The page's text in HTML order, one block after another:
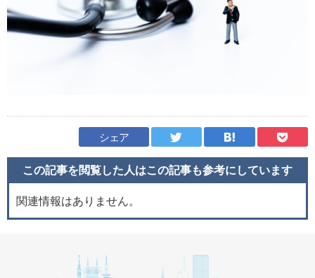
シェア
この記事を閲覧した人はこの記事も参考にしています
関連情報はありません。